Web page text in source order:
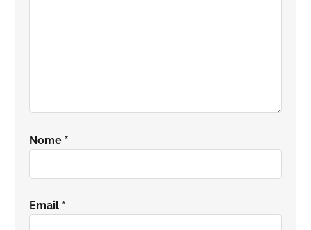
Nome *
Email *